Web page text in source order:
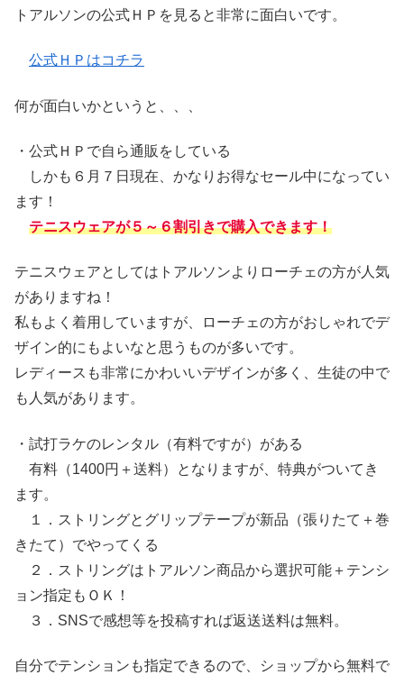
トアルソンの公式ＨＰを見ると非常に面白いです。
公式ＨＰはコチラ
何が面白いかというと、、、
・公式ＨＰで自ら通販をしている
しかも６月７日現在、かなりお得なセール中になってい
ます！
テニスウェアが５～６割引きで購入できます！
テニスウェアとしてはトアルソンよりローチェの方が人気
がありますね！
私もよく着用していますが、ローチェの方がおしゃれでデ
ザイン的にもよいなと思うものが多いです。
レディースも非常にかわいいデザインが多く、生徒の中で
も人気があります。
・試打ラケのレンタル（有料ですが）がある
有料（1400円＋送料）となりますが、特典がついてき
ます。
１．ストリングとグリップテープが新品（張りたて＋巻
きたて）でやってくる
２．ストリングはトアルソン商品から選択可能＋テンシ
ョン指定もＯＫ！
３．SNSで感想等を投稿すれば返送送料は無料。
自分でテンションも指定できるので、ショップから無料で